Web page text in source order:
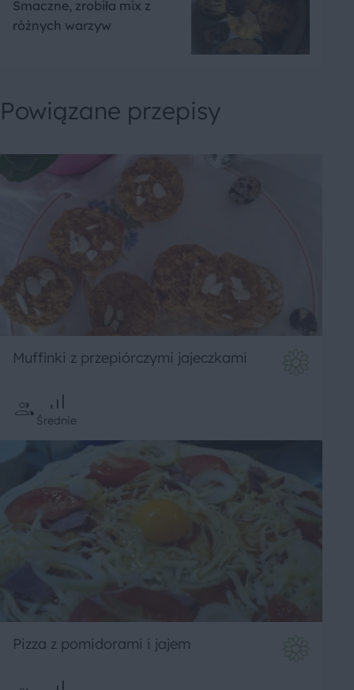
Smaczne, zrobiła mix z
różnych warzyw
Powiązane przepisy
Muffinki z przepiórczymi jajeczkami
Średnie
Pizza z pomidorami i jajem